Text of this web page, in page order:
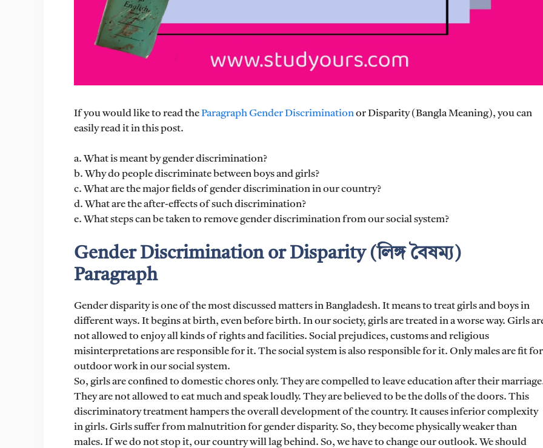
If you would like to read theParagraph Gender Discriminationor Disparity (Bangla Meaning), you can
easily read it in this post.
a. What is meant by gender discrimination?
b. Why do people discriminate between boys and girls?
c. What are the major fields of gender discrimination in our country?
d. What are the after-effects of such discrimination?
e. What steps can be taken to remove gender discrimination from our social system?
Gender Discrimination or Disparity (লিঙ্গ বৈষম্য)
Paragraph
Gender disparity is one of the most discussed matters in Bangladesh. It means to treat girls and boys in
different ways. It begins at birth, even before birth. In our society, girls are treated in a worse way. Girls
not allowed to enjoy all kinds of rights and facilities. Social prejudices, customs and religious
misinterpretations are responsible for it. The social system is also responsible for it. Only males are fit for
outdoor work in our social system.
So, girls are confined to domestic chores only. They are compelled to leave education after their
They are not allowed to eat much and speak loudly. They are believed to be the dolls of the doors. This
discriminatory treatment hampers the overall development of the country. It causes inferior complexity
in girls. Girls suffer from malnutrition for gender disparity. So, they become physically weaker than
males. If we do not stop it, our country will lag behind. So, we have to change our outlook. We should